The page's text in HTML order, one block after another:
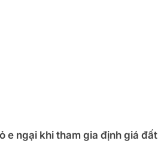
e ngại khi tham gia định giá đất